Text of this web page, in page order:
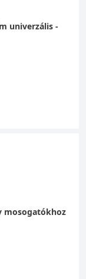
univerzális -
mosogatókhoz